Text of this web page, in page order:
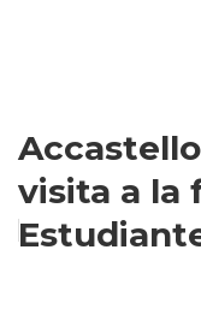
visita a la